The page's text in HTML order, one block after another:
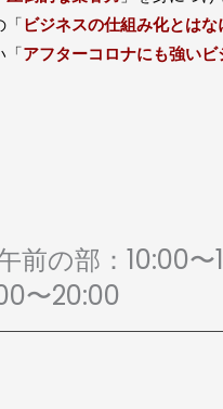
「ビジネスの仕組み化とはな
「アフターコロナにも強い
午前の部：
〜20:00